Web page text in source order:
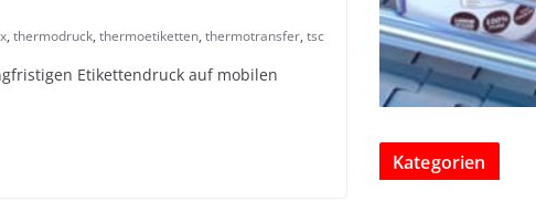
, thermodruck, thermoetiketten, thermotransfer, tsc
Etikettendruck auf mobilen
Kategorien